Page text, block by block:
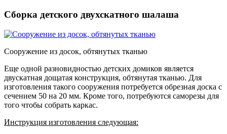
Сборка детского двухскатного шалаша
Сооружение из досок, обтянутых тканью
Еще одной разновидностью детских домиков является
двускатная дощатая конструкция, обтянутая тканью. Для
изготовления такого сооружения потребуется обрезная доска с
сечением 50 на 20 мм. Кроме того, потребуются саморезы для
того чтобы собрать каркас.
Инструкция изготовления следующая: